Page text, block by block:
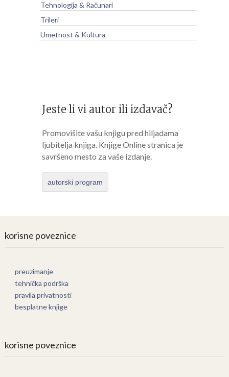
Tehnologija & Računari
Trileri
Umetnost & Kultura
Jeste li vi autor ili izdavač?
Promovišite vašu knjigu pred hiljadama
ljubitelja knjiga. Knjige Online stranica je
savršeno mesto za vaše izdanje.
autorski program
korisne poveznice
preuzimanje
tehnička podrška
pravila privatnosti
besplatne knjige
korisne poveznice